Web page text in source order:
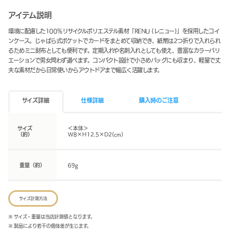
アイテム説明
環境に配慮した100％リサイクルポリエステル素材「RENU (レニュー)」を採用したコイ
ンケース。じゃばら式ポケットでカードをまとめて収納でき、紙幣は2つ折りで入れられ
るためミニ財布としても便利です。定期入れや名刺入れとしても使え、豊富なカラーバリ
エーションで男女問わず選べます。コンパクト設計で小さめバッグにも収まり、軽量で丈
夫な素材だから日常使いからアウトドアまで幅広く活躍します。
サイズ詳細 仕様詳細 購入時のご注意
サイズ
（約）
＜本体＞
W8×H12.5×D2(cm)
重量（約） 69g
サイズ計測方法
※ サイズ・重量は当店計測値となります。
※ 製品により若干の個体差が生じます。